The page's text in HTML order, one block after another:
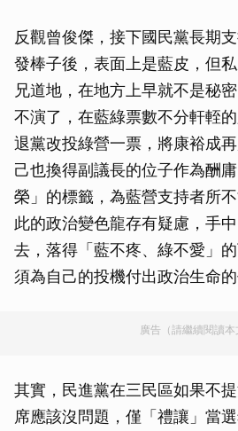
反觀曾俊傑，接下國民黨長期
發棒子後，表面上是藍皮，但
兄道地，在地方上早就不是秘
不演了，在藍綠票數不分軒輊
退黨改投綠營一票，將康裕成
己也換得副議長的位子作為酬
榮」的標籤，為藍營支持者所
此的政治變色龍存有疑慮，手
去，落得「藍不疼、綠不愛」
須為自己的投機付出政治生命的
廣告（請繼續閱讀本
其實，民進黨在三民區如果不
席應該沒問題，僅「禮讓」當